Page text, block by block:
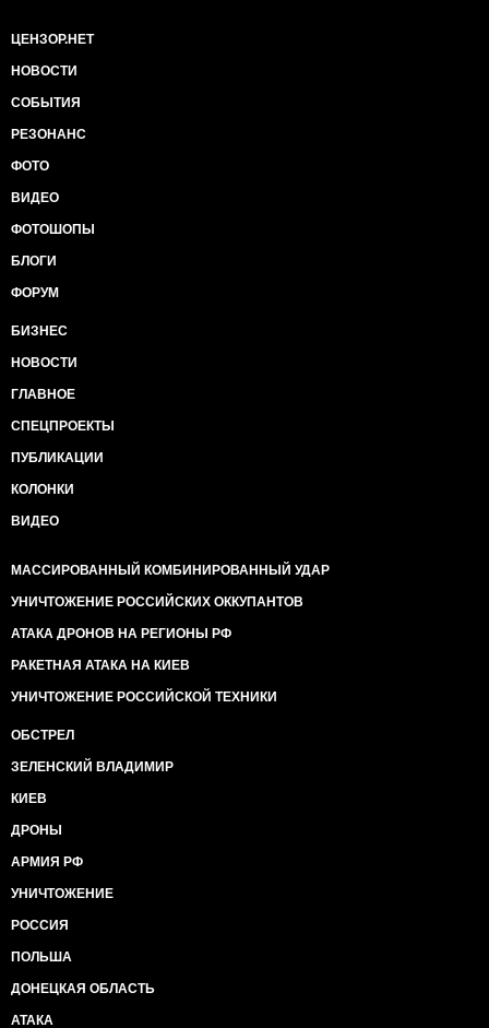
ЦЕНЗОР.НЕТ
НОВОСТИ
СОБЫТИЯ
РЕЗОНАНС
ФОТО
ВИДЕО
ФОТОШОПЫ
БЛОГИ
ФОРУМ
БИЗНЕС
НОВОСТИ
ГЛАВНОЕ
СПЕЦПРОЕКТЫ
ПУБЛИКАЦИИ
КОЛОНКИ
ВИДЕО
МАССИРОВАННЫЙ КОМБИНИРОВАННЫЙ УДАР
УНИЧТОЖЕНИЕ РОССИЙСКИХ ОККУПАНТОВ
АТАКА ДРОНОВ НА РЕГИОНЫ РФ
РАКЕТНАЯ АТАКА НА КИЕВ
УНИЧТОЖЕНИЕ РОССИЙСКОЙ ТЕХНИКИ
ОБСТРЕЛ
ЗЕЛЕНСКИЙ ВЛАДИМИР
КИЕВ
ДРОНЫ
АРМИЯ РФ
УНИЧТОЖЕНИЕ
РОССИЯ
ПОЛЬША
ДОНЕЦКАЯ ОБЛАСТЬ
АТАКА